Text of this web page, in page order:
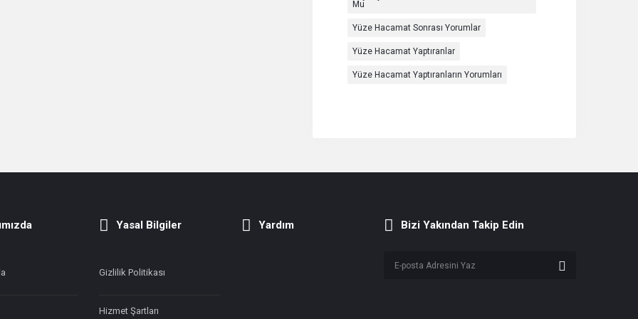
Mu
Yüze Hacamat Sonrası Yorumlar
Yüze Hacamat Yaptıranlar
Yüze Hacamat Yaptıranların Yorumları
Yasal Bilgiler
Gizlilik Politikası
Hizmet Şartları
Yardım Bizi Yakından Takip Edin